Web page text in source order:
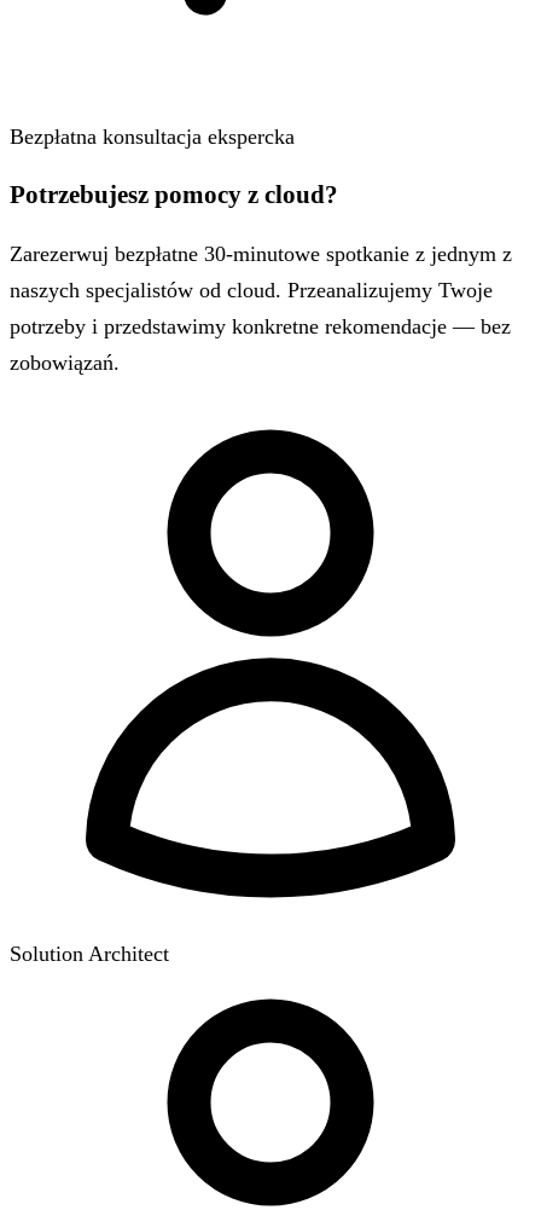
Bezpłatna konsultacja ekspercka
Potrzebujesz pomocy z cloud?
Zarezerwuj bezpłatne 30-minutowe spotkanie z jednym z
naszych specjalistów od cloud. Przeanalizujemy Twoje
potrzeby i przedstawimy konkretne rekomendacje — bez
zobowiązań.
Solution Architect